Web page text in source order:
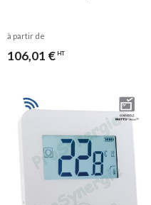
à partir de
106,01 € HT